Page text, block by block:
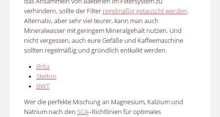
verhindern, sollte der Filter regelmäßig getauscht werden.
Alternativ, aber sehr viel teurer, kann man auch
Mineralwasser mit geringem Mineralgehalt nutzen. Und
nicht vergessen, auch eure Gefäße und Kaffeemaschine
sollten regelmäßig und gründlich entkalkt werden.
Brita
Stelton
BWT
Wer die perfekte Mischung an Magnesium, Kalzium und
Natrium nach den SCA–Richtlinien für optimales